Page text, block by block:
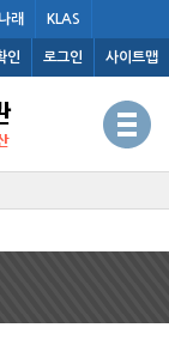
래 KLAS
인 로그인 사이트맵